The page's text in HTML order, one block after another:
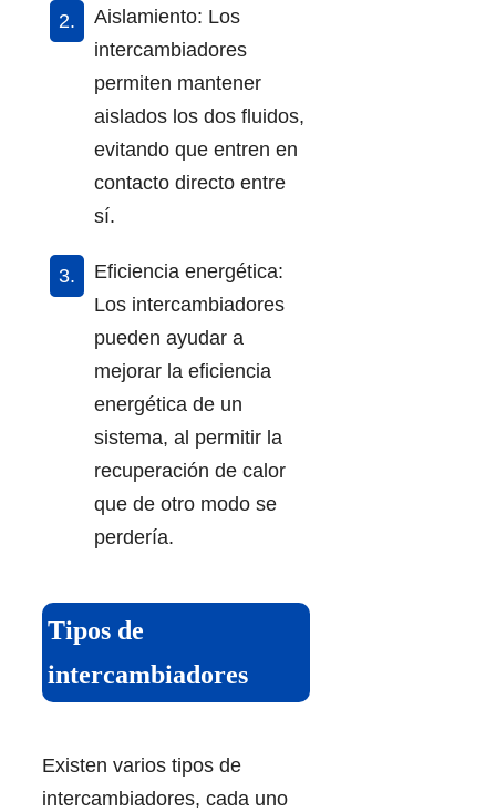
Aislamiento: Los
intercambiadores
permiten mantener
aislados los dos fluidos,
evitando que entren en
contacto directo entre
sí.
Eficiencia energética:
Los intercambiadores
pueden ayudar a
mejorar la eficiencia
energética de un
sistema, al permitir la
recuperación de calor
que de otro modo se
perdería.
Tipos de
intercambiadores
Existen varios tipos de
intercambiadores, cada uno